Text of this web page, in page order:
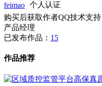
feimao
个人认证
购买后获取作者QQ技术支持
产品经理
已发布作品： 15
作品推荐